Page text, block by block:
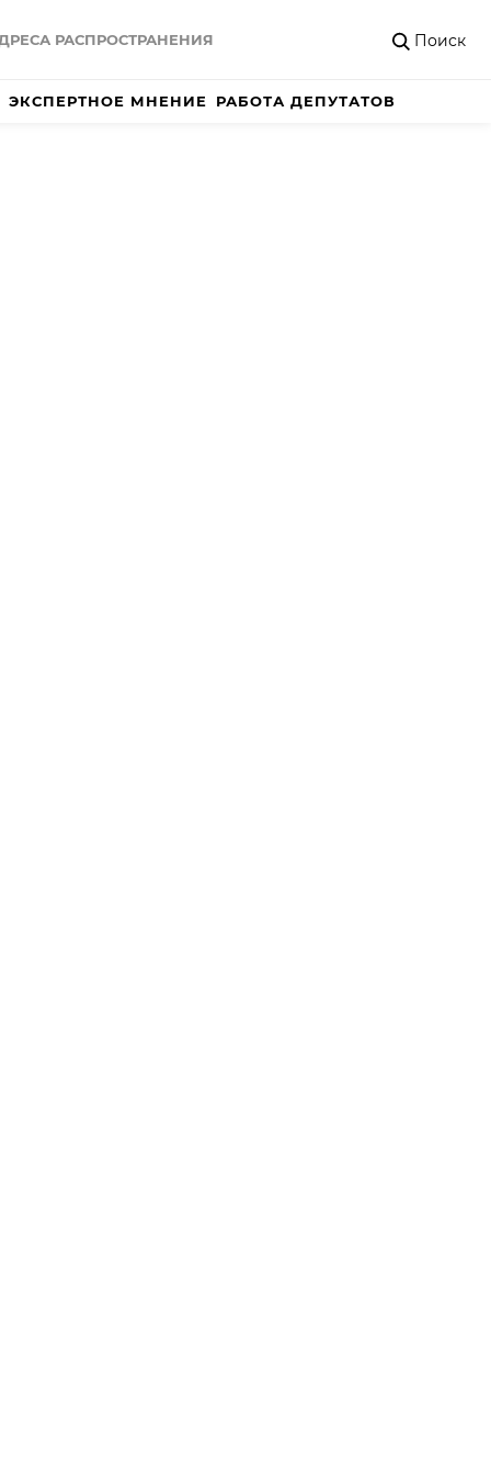
РАСПРОСТРАНЕНИЯ Поиск
ЭКСПЕРТНОЕ МНЕНИЕ РАБОТА ДЕПУТАТОВ